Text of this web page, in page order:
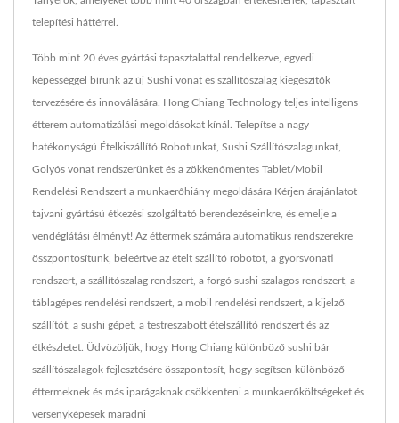
telepítési háttérrel.
Több mint 20 éves gyártási tapasztalattal rendelkezve, egyedi
képességgel bírunk az új Sushi vonat és szállítószalag kiegészítők
tervezésére és innoválására. Hong Chiang Technology teljes intelligens
étterem automatizálási megoldásokat kínál. Telepítse a nagy
hatékonyságú Ételkiszállító Robotunkat, Sushi Szállítószalagunkat,
Golyós vonat rendszerünket és a zökkenőmentes Tablet/Mobil
Rendelési Rendszert a munkaerőhiány megoldására Kérjen árajánlatot
tajvani gyártású étkezési szolgáltató berendezéseinkre, és emelje a
vendéglátási élményt! Az éttermek számára automatikus rendszerekre
összpontosítunk, beleértve az ételt szállító robotot, a gyorsvonati
rendszert, a szállítószalag rendszert, a forgó sushi szalagos rendszert, a
táblagépes rendelési rendszert, a mobil rendelési rendszert, a kijelző
szállítót, a sushi gépet, a testreszabott ételszállító rendszert és az
étkészletet. Üdvözöljük, hogy Hong Chiang különböző sushi bár
szállítószalagok fejlesztésére összpontosít, hogy segítsen különböző
éttermeknek és más iparágaknak csökkenteni a munkaerőköltségeket és
versenyképesek maradni